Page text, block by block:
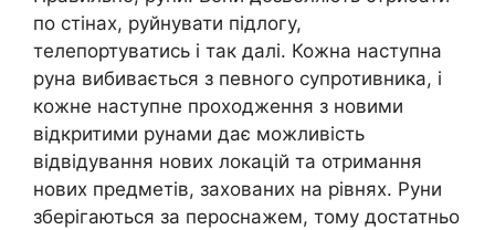
по стінах, руйнувати підлогу,
телепортуватись і так далі. Кожна наступна
руна вибивається з певного супротивника, і
кожне наступне проходження з новими
відкритими рунами дає можливість
відвідування нових локацій та отримання
нових предметів, захованих на рівнях. Руни
зберігаються за пероснажем, тому достатньо